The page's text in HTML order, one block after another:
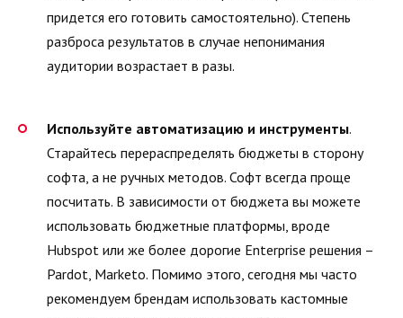
придется его готовить самостоятельно). Степень
разброса результатов в случае непонимания
аудитории возрастает в разы.
Используйте автоматизацию и инструменты.
Старайтесь перераспределять бюджеты в сторону
софта, а не ручных методов. Софт всегда проще
посчитать. В зависимости от бюджета вы можете
использовать бюджетные платформы, вроде
Hubspot или же более дорогие Enterprise решения –
Pardot, Marketo. Помимо этого, сегодня мы часто
рекомендуем брендам использовать кастомные